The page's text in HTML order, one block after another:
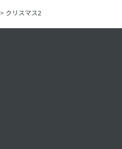
> クリスマス2